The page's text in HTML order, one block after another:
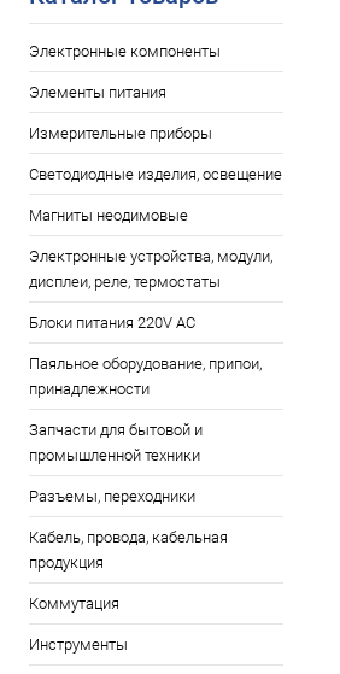
Электронные компоненты
Элементы питания
Измерительные приборы
Светодиодные изделия, освещение
Магниты неодимовые
Электронные устройства, модули,
дисплеи, реле, термостаты
Блоки питания 220V AC
Паяльное оборудование, припои,
принадлежности
Запчасти для бытовой и
промышленной техники
Разъемы, переходники
Кабель, провода, кабельная
продукция
Коммутация
Инструменты